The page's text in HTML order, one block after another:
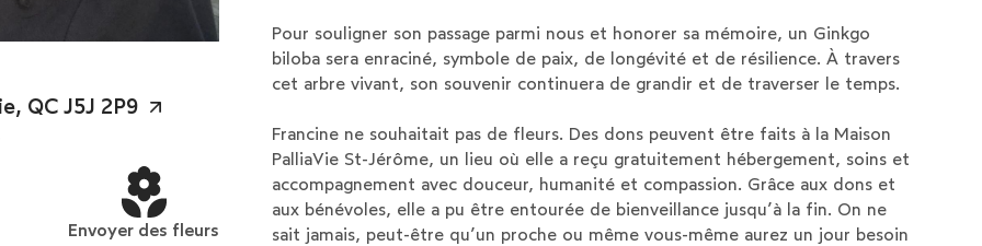
QC J5J 2P9
Envoyer des fleurs
Pour souligner son passage parmi nous et honorer sa mémoire, un Ginkgo
biloba sera enraciné, symbole de paix, de longévité et de résilience. À travers
cet arbre vivant, son souvenir continuera de grandir et de traverser le temps.
Francine ne souhaitait pas de fleurs. Des dons peuvent être faits à la Maison
PalliaVie St-Jérôme, un lieu où elle a reçu gratuitement hébergement, soins et
accompagnement avec douceur, humanité et compassion. Grâce aux dons et
aux bénévoles, elle a pu être entourée de bienveillance jusqu’à la fin. On ne
sait jamais, peut-être qu’un proche ou même vous-même aurez un jour besoin